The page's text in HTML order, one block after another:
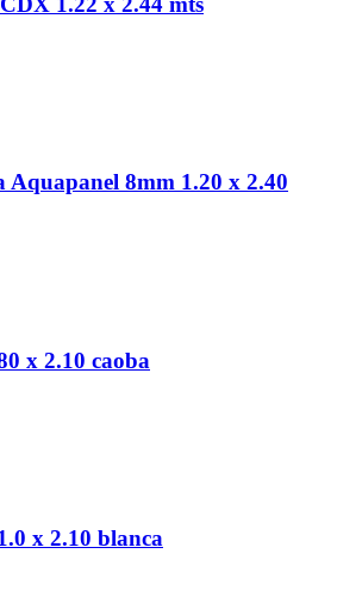
Aquapanel 8mm 1.20 x 2.40
x 2.10 caoba
x 2.10 blanca